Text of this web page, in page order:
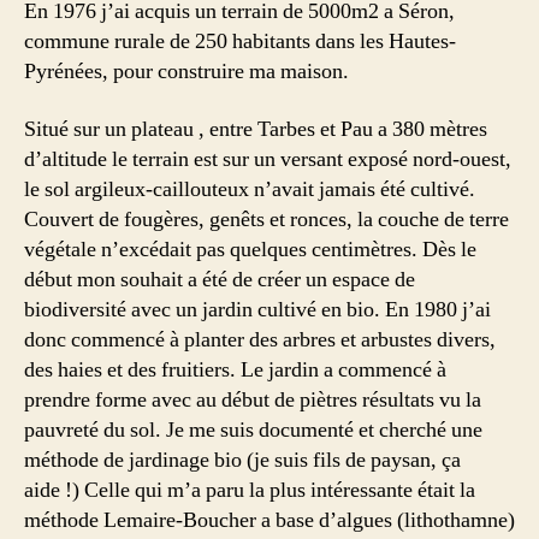
En 1976 j’ai acquis un terrain de 5000m2 a Séron,
commune rurale de 250 habitants dans les Hautes-
Pyrénées, pour construire ma maison.
Situé sur un plateau , entre Tarbes et Pau a 380 mètres
d’altitude le terrain est sur un versant exposé nord-ouest,
le sol argileux-caillouteux n’avait jamais été cultivé.
Couvert de fougères, genêts et ronces, la couche de terre
végétale n’excédait pas quelques centimètres. Dès le
début mon souhait a été de créer un espace de
biodiversité avec un jardin cultivé en bio. En 1980 j’ai
donc commencé à planter des arbres et arbustes divers,
des haies et des fruitiers. Le jardin a commencé à
prendre forme avec au début de piètres résultats vu la
pauvreté du sol. Je me suis documenté et cherché une
méthode de jardinage bio (je suis fils de paysan, ça
aide !) Celle qui m’a paru la plus intéressante était la
méthode Lemaire-Boucher a base d’algues (lithothamne)